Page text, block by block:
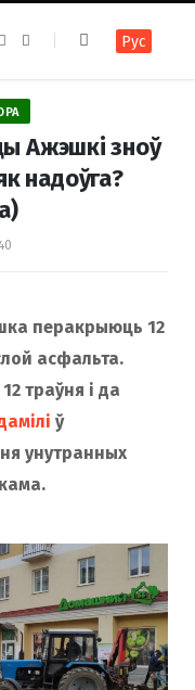
e
b
o
o
k
t
a
r
a
m
Рус
Ажэшкі зноў
надоўга?
перакрыюць 12
асфальта.
траўня і да
ў
унутранных